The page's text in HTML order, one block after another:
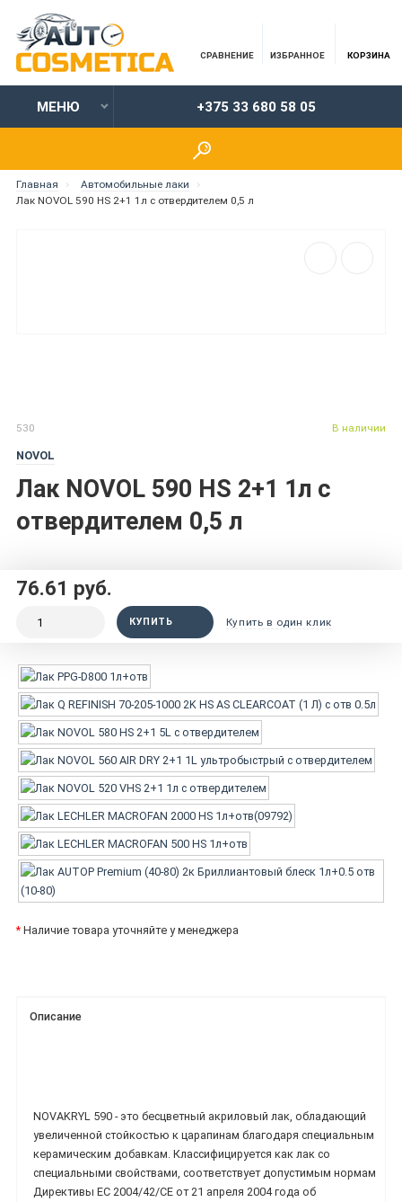
СРАВНЕНИЕ ИЗБРАННОЕ КОРЗИНА
МЕНЮ +375 33 680 58 05
Главная
Автомобильные лаки
Лак NOVOL 590 HS 2+1 1л с отвердителем 0,5 л
530
NOVOL
Лак NOVOL 590 HS 2+1 1л с
отвердителем 0,5 л
В наличии
76.61 руб.
КУПИТЬ Купить в один клик
* Наличие товара уточняйте у менеджера
Описание
NOVAKRYL 590 - это бесцветный акриловый лак, обладающий
увеличенной стойкостью к царапинам благодаря специальным
керамическим добавкам. Классифицируется как лак со
специальными свойствами, соответствует допустимым нормам
Директивы ЕС 2004/42/СЕ от 21 апреля 2004 года об